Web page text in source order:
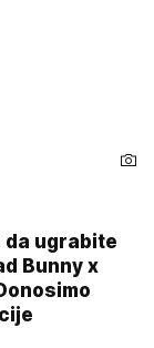
da ugrabite
Bunny x